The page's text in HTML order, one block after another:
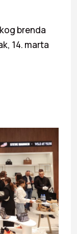
brenda
14. marta